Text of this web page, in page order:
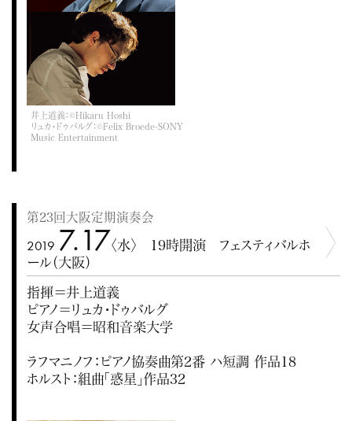
井上道義：©Hikaru Hoshi
リュカ・ドゥバルグ：©Felix Broede-SONY
Music Entertainment
第23回大阪定期演奏会
2019 7.17〈水〉 19時開演 フェスティバルホ
ール（大阪）
指揮＝井上道義
ピアノ＝リュカ・ドゥバルグ
女声合唱＝昭和音楽大学
ラフマニノフ：ピアノ協奏曲第2番 ハ短調 作品18
ホルスト：組曲「惑星」作品32